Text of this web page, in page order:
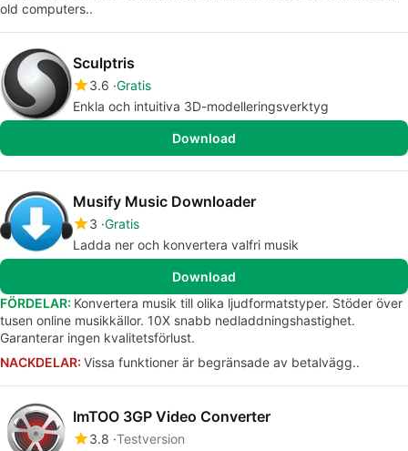
old computers..
Sculptris
3.6 Gratis
Enkla och intuitiva 3D-modelleringsverktyg
Download
Musify Music Downloader
3 Gratis
Ladda ner och konvertera valfri musik
Download
FÖRDELAR: Konvertera musik till olika ljudformatstyper. Stöder över
tusen online musikkällor. 10X snabb nedladdningshastighet.
Garanterar ingen kvalitetsförlust.
NACKDELAR: Vissa funktioner är begränsade av betalvägg..
ImTOO 3GP Video Converter
3.8 Testversion